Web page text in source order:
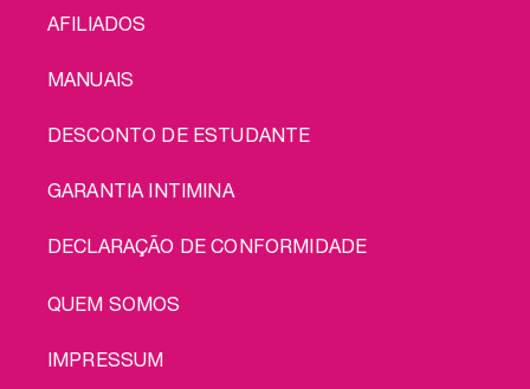
AFILIADOS
MANUAIS
DESCONTO DE ESTUDANTE
GARANTIA INTIMINA
DECLARAÇÃO DE CONFORMIDADE
LEGAL
QUEM SOMOS
IMPRESSUM